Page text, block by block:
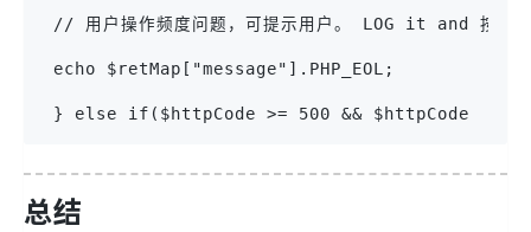
// 用户操作频度问题，可提示用户。 LOG it and 按业务
echo $retMap["message"].PHP_EOL;
} else if($httpCode >= 500 && $httpCode
总结